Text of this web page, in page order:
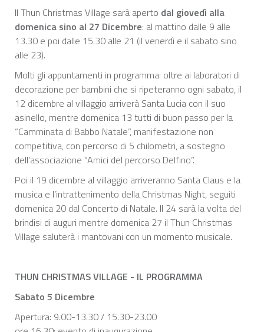
Il Thun Christmas Village sarà aperto dal giovedì alla
domenica sino al 27 Dicembre: al mattino dalle 9 alle
13.30 e poi dalle 15.30 alle 21 (il venerdì e il sabato sino
alle 23).
Molti gli appuntamenti in programma: oltre ai laboratori di
decorazione per bambini che si ripeteranno ogni sabato, il
12 dicembre al villaggio arriverà Santa Lucia con il suo
asinello, mentre domenica 13 tutti di buon passo per la
“Camminata di Babbo Natale”, manifestazione non
competitiva, con percorso di 5 chilometri, a sostegno
dell’associazione “Amici del percorso Delfino”.
Poi il 19 dicembre al villaggio arriveranno Santa Claus e la
musica e l’intrattenimento della Christmas Night, seguiti
domenica 20 dal Concerto di Natale. Il 24 sarà la volta del
brindisi di auguri mentre domenica 27 il Thun Christmas
Village saluterà i mantovani con un momento musicale.
THUN CHRISTMAS VILLAGE - IL PROGRAMMA
Sabato 5 Dicembre
Apertura: 9.00-13.30 / 15.30-23.00